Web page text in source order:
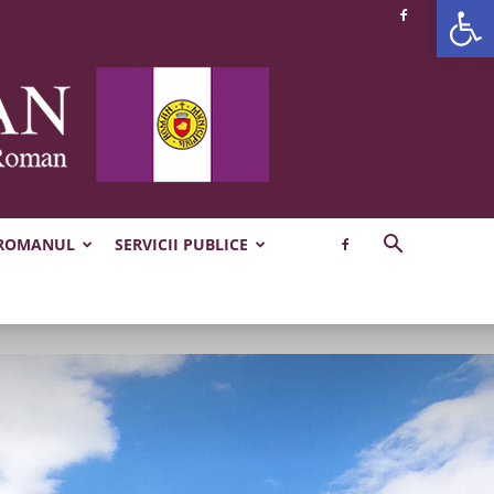
SERVICII PUBLICE